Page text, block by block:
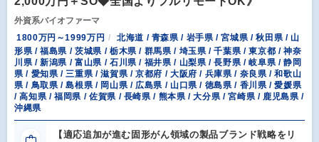
外資系バイオファーマ
1800万円～1999万円
北海道 / 青森県 / 岩手県 / 宮城県 / 秋田県 / 山
形県 / 福島県 / 茨城県 / 栃木県 / 群馬県 / 埼玉県 / 千葉県 / 東京都 / 神奈
川県 / 新潟県 / 富山県 / 石川県 / 福井県 / 山梨県 / 長野県 / 岐阜県 / 静岡
県 / 愛知県 / 三重県 / 滋賀県 / 京都府 / 大阪府 / 兵庫県 / 奈良県 / 和歌山
県 / 鳥取県 / 島根県 / 岡山県 / 広島県 / 山口県 / 徳島県 / 香川県 / 愛媛県
/ 高知県 / 福岡県 / 佐賀県 / 長崎県 / 熊本県 / 大分県 / 宮崎県 / 鹿児島県 /
沖縄県
【適応追加が進む固形がん領域の製品ブランド戦略をリ